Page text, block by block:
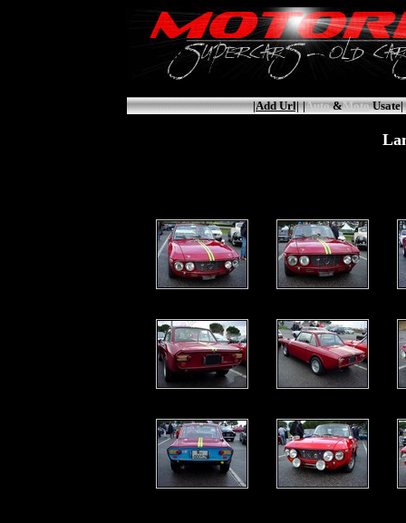
|Add Url| |Auto&MotoUsate|